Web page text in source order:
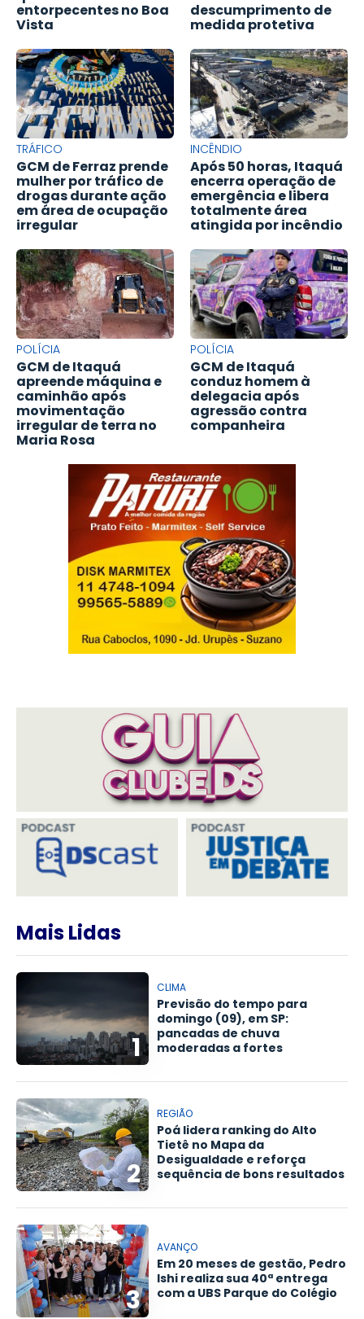
entorpecentes no Boa
Vista
descumprimento de
medida protetiva
TRÁFICO
GCM de Ferraz prende
mulher por tráfico de
drogas durante ação
em área de ocupação
irregular
INCÊNDIO
Após 50 horas, Itaquá
encerra operação de
emergência e libera
totalmente área
atingida por incêndio
POLÍCIA
GCM de Itaquá
apreende máquina e
caminhão após
movimentação
irregular de terra no
Maria Rosa
POLÍCIA
GCM de Itaquá
conduz homem à
delegacia após
agressão contra
companheira
Mais Lidas
1
CLIMA
Previsão do tempo para
domingo (09), em SP:
pancadas de chuva
moderadas a fortes
2
REGIÃO
Poá lidera ranking do Alto
Tietê no Mapa da
Desigualdade e reforça
sequência de bons resultados
3
AVANÇO
Em 20 meses de gestão, Pedro
Ishi realiza sua 40ª entrega
com a UBS Parque do Colégio